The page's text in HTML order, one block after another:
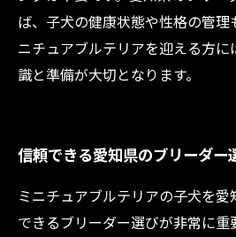
ば、子犬の健康状態や性格の管理
ニチュアブルテリアを迎える方
識と準備が大切となります。
信頼できる愛知県のブリーダー
ミニチュアブルテリアの子犬を
できるブリーダー選びが非常に重